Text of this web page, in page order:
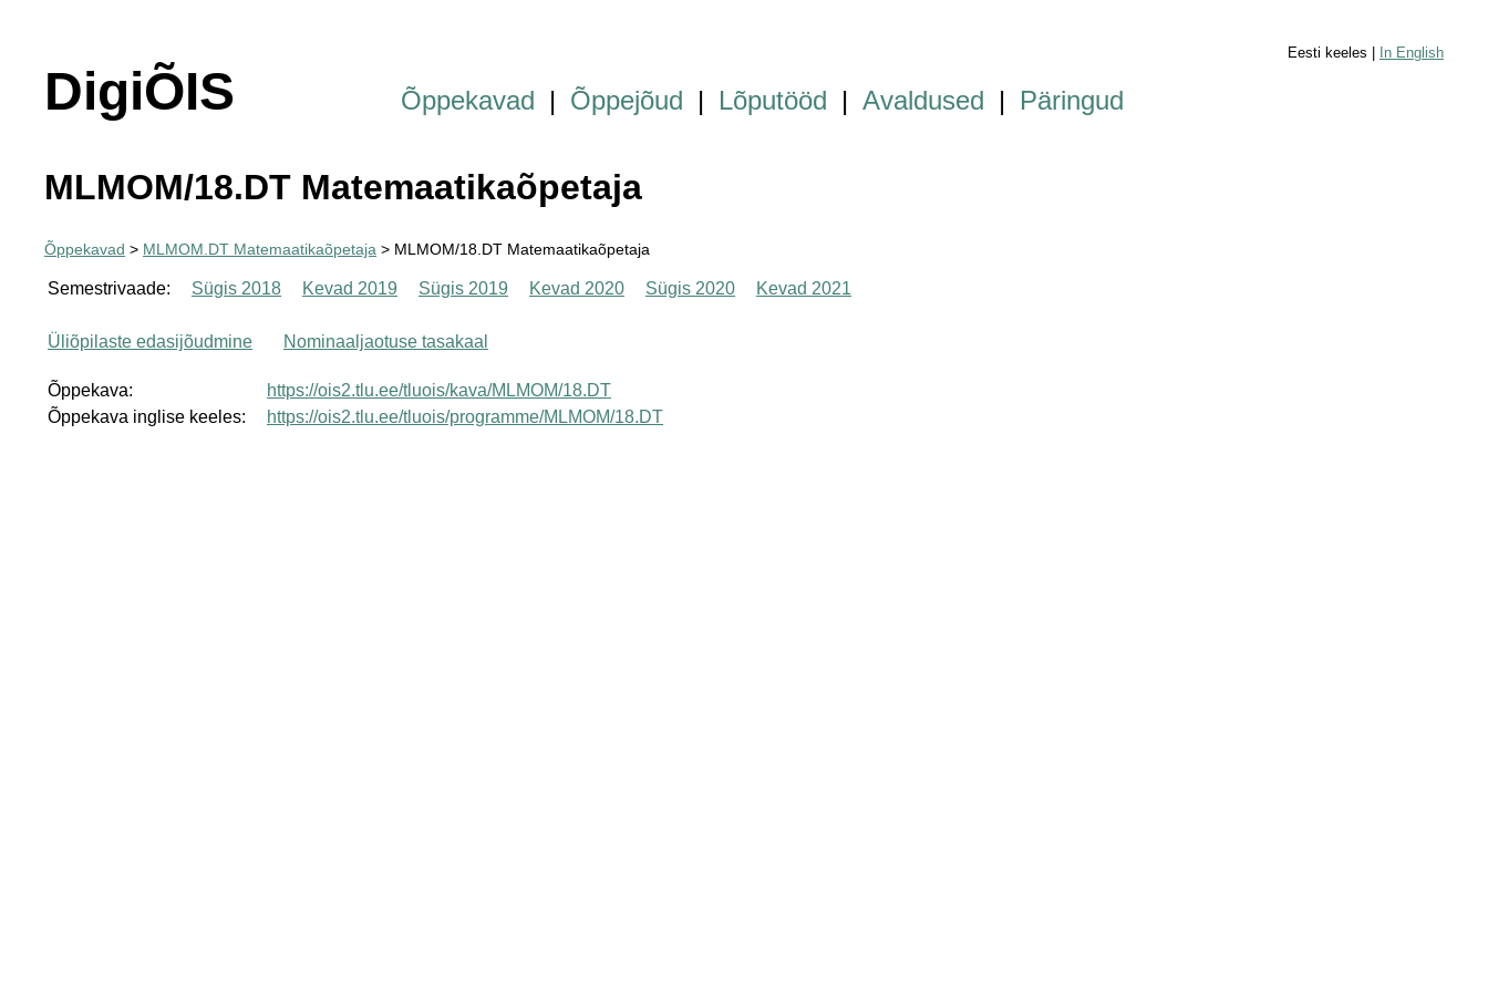
Eesti keeles | In English
DigiÕIS Õppekavad | Õppejõud | Lõputööd | Avaldused | Päringud
MLMOM/18.DT Matemaatikaõpetaja
Õppekavad > MLMOM.DT Matemaatikaõpetaja > MLMOM/18.DT Matemaatikaõpetaja
Semestrivaade: Sügis 2018 Kevad 2019 Sügis 2019 Kevad 2020 Sügis 2020 Kevad 2021
Üliõpilaste edasijõudmine Nominaaljaotuse tasakaal
Õppekava:
https://ois2.tlu.ee/tluois/kava/MLMOM/18.DT
Õppekava inglise keeles:
https://ois2.tlu.ee/tluois/programme/MLMOM/18.DT